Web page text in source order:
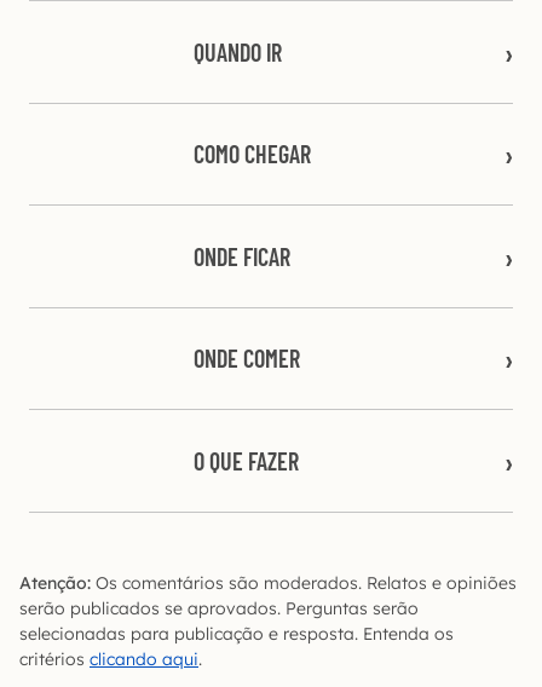
QUANDO IR
COMO CHEGAR
ONDE FICAR
ONDE COMER
O QUE FAZER
Atenção: Os comentários são moderados. Relatos e opiniões
serão publicados se aprovados. Perguntas serão
selecionadas para publicação e resposta. Entenda os
critérios clicando aqui.